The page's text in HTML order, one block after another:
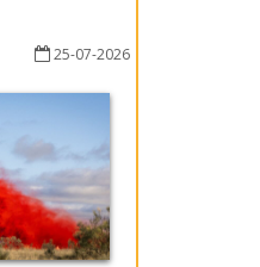
25-07-2026